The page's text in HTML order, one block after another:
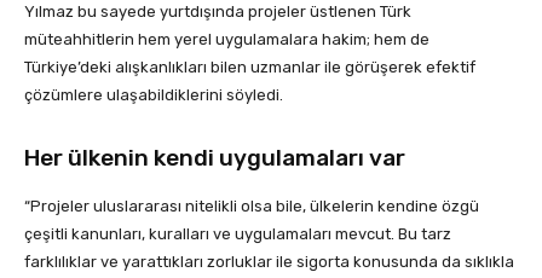
Yılmaz bu sayede yurtdışında projeler üstlenen Türk
müteahhitlerin hem yerel uygulamalara hakim; hem de
Türkiye’deki alışkanlıkları bilen uzmanlar ile görüşerek efektif
çözümlere ulaşabildiklerini söyledi.
Her ülkenin kendi uygulamaları var
“Projeler uluslararası nitelikli olsa bile, ülkelerin kendine özgü
çeşitli kanunları, kuralları ve uygulamaları mevcut. Bu tarz
farklılıklar ve yarattıkları zorluklar ile sigorta konusunda da sıklıkla